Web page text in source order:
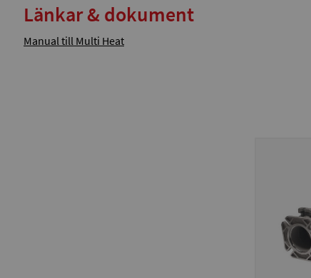
Länkar & dokument
Manual till Multi Heat